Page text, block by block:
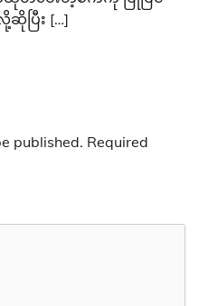
ဆိုပြီး […]
published. Required